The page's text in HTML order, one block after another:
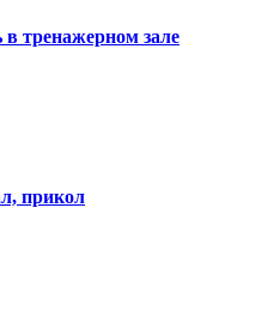
тренажерном зале
прикол